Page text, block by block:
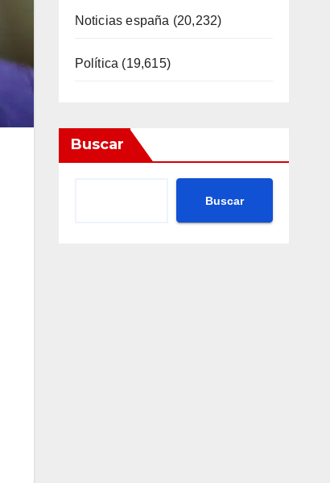
Noticias españa (20,232)
Política (19,615)
Buscar
Buscar